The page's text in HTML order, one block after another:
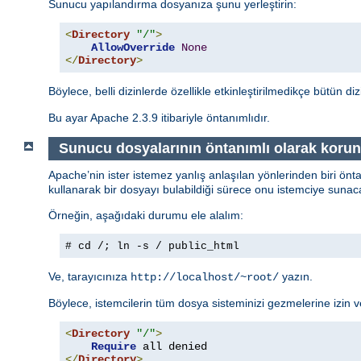
Sunucu yapılandırma dosyanıza şunu yerleştirin:
<Directory "/">
AllowOverride None
</Directory>
Böylece, belli dizinlerde özellikle etkinleştirilmedikçe bütün
Bu ayar Apache 2.3.9 itibariyle öntanımlıdır.
Sunucu dosyalarının öntanımlı olarak
Apache’nin ister istemez yanlış anlaşılan yönlerinden biri
kullanarak bir dosyayı bulabildiği sürece onu istemciye
Örneğin, aşağıdaki durumu ele alalım:
# cd /; ln -s / public_html
Ve, tarayıcınıza http://localhost/~root/ yazın.
Böylece, istemcilerin tüm dosya sisteminizi gezmelerine izin
<Directory "/">
Require